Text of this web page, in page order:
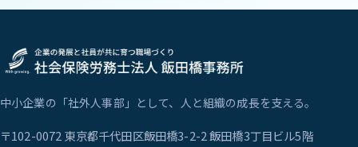
中小企業の「社外人事部」として、人と組織の成長を支える。
〒102-0072 東京都千代田区飯田橋3-2-2 飯田橋3丁目ビル5階